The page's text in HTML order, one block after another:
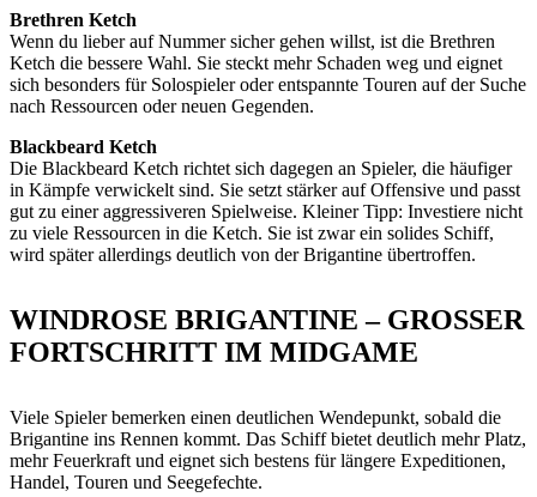
Brethren Ketch
Wenn du lieber auf Nummer sicher gehen willst, ist die Brethren
Ketch die bessere Wahl. Sie steckt mehr Schaden weg und eignet
sich besonders für Solospieler oder entspannte Touren auf der Suche
nach Ressourcen oder neuen Gegenden.
Blackbeard Ketch
Die Blackbeard Ketch richtet sich dagegen an Spieler, die häufiger
in Kämpfe verwickelt sind. Sie setzt stärker auf Offensive und passt
gut zu einer aggressiveren Spielweise. Kleiner Tipp: Investiere nicht
zu viele Ressourcen in die Ketch. Sie ist zwar ein solides Schiff,
wird später allerdings deutlich von der Brigantine übertroffen.
WINDROSE BRIGANTINE – GROSSER F
ORTSCHRITT IM MIDGAME
Viele Spieler bemerken einen deutlichen Wendepunkt, sobald die
Brigantine ins Rennen kommt. Das Schiff bietet deutlich mehr Platz,
mehr Feuerkraft und eignet sich bestens für längere Expeditionen,
Handel, Touren und Seegefechte.